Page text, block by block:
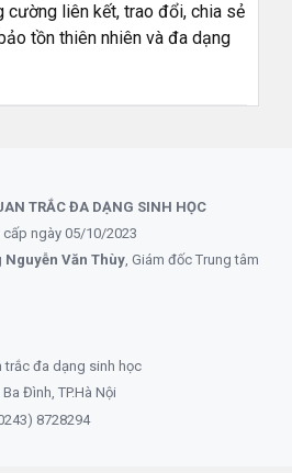
cường liên kết, trao đổi, chia sẻ
tồn thiên nhiên và đa dạng
TRẮC ĐA DẠNG SINH HỌC
cấp ngày 05/10/2023
Nguyễn Văn Thùy, Giám đốc Trung tâm
đa dạng sinh học
Đình, TP.Hà Nội
8728294